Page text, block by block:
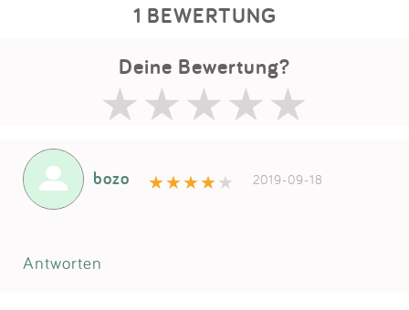
1 BEWERTUNG
Deine Bewertung?
bozo 2019-09-18
Antworten